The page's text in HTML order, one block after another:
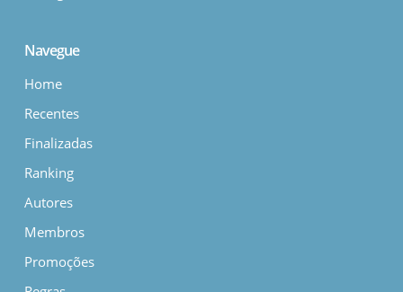
Navegue
Home
Recentes
Finalizadas
Ranking
Autores
Membros
Promoções